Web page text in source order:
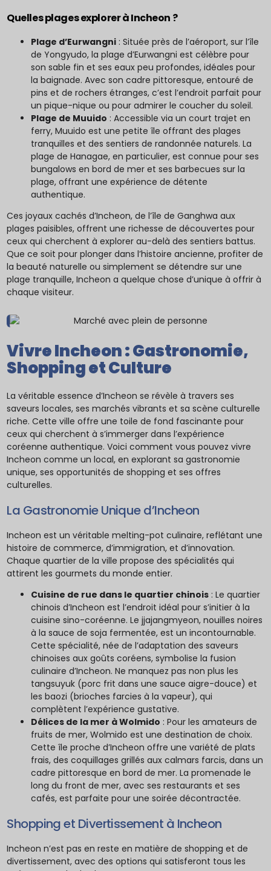
Quelles plages explorer à Incheon ?
Plage d’Eurwangni : Située près de l’aéroport, sur l’île
de Yongyudo, la plage d’Eurwangni est célèbre pour
son sable fin et ses eaux peu profondes, idéales pour
la baignade. Avec son cadre pittoresque, entouré de
pins et de rochers étranges, c’est l’endroit parfait pour
un pique-nique ou pour admirer le coucher du soleil.
Plage de Muuido : Accessible via un court trajet en
ferry, Muuido est une petite île offrant des plages
tranquilles et des sentiers de randonnée naturels. La
plage de Hanagae, en particulier, est connue pour ses
bungalows en bord de mer et ses barbecues sur la
plage, offrant une expérience de détente
authentique.
Ces joyaux cachés d’Incheon, de l’île de Ganghwa aux
plages paisibles, offrent une richesse de découvertes pour
ceux qui cherchent à explorer au-delà des sentiers battus.
Que ce soit pour plonger dans l’histoire ancienne, profiter de
la beauté naturelle ou simplement se détendre sur une
plage tranquille, Incheon a quelque chose d’unique à offrir à
chaque visiteur.
Vivre Incheon : Gastronomie,
Shopping et Culture
La véritable essence d’Incheon se révèle à travers ses
saveurs locales, ses marchés vibrants et sa scène culturelle
riche. Cette ville offre une toile de fond fascinante pour
ceux qui cherchent à s’immerger dans l’expérience
coréenne authentique. Voici comment vous pouvez vivre
Incheon comme un local, en explorant sa gastronomie
unique, ses opportunités de shopping et ses offres
culturelles.
La Gastronomie Unique d’Incheon
Incheon est un véritable melting-pot culinaire, reflétant une
histoire de commerce, d’immigration, et d’innovation.
Chaque quartier de la ville propose des spécialités qui
attirent les gourmets du monde entier.
Cuisine de rue dans le quartier chinois : Le quartier
chinois d’Incheon est l’endroit idéal pour s’initier à la
cuisine sino-coréenne. Le jjajangmyeon, nouilles noires
à la sauce de soja fermentée, est un incontournable.
Cette spécialité, née de l’adaptation des saveurs
chinoises aux goûts coréens, symbolise la fusion
culinaire d’Incheon. Ne manquez pas non plus les
tangsuyuk (porc frit dans une sauce aigre-douce) et
les baozi (brioches farcies à la vapeur), qui
complètent l’expérience gustative.
Délices de la mer à Wolmido : Pour les amateurs de
fruits de mer, Wolmido est une destination de choix.
Cette île proche d’Incheon offre une variété de plats
frais, des coquillages grillés aux calmars farcis, dans un
cadre pittoresque en bord de mer. La promenade le
long du front de mer, avec ses restaurants et ses
cafés, est parfaite pour une soirée décontractée.
Shopping et Divertissement à Incheon
Incheon n’est pas en reste en matière de shopping et de
divertissement, avec des options qui satisferont tous les